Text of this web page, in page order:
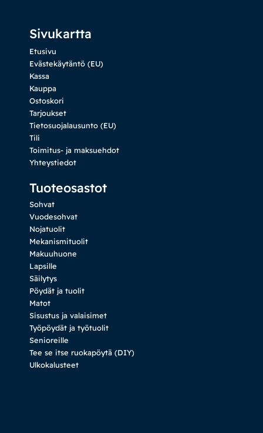
Sivukartta
Etusivu
Evästekäytäntö (EU)
Kassa
Kauppa
Ostoskori
Tarjoukset
Tietosuojalausunto (EU)
Tili
Toimitus- ja maksuehdot
Yhteystiedot
Tuoteosastot
Sohvat
Vuodesohvat
Nojatuolit
Mekanismituolit
Makuuhuone
Lapsille
Säilytys
Pöydät ja tuolit
Matot
Sisustus ja valaisimet
Työpöydät ja työtuolit
Senioreille
Tee se itse ruokapöytä (DIY)
Ulkokalusteet